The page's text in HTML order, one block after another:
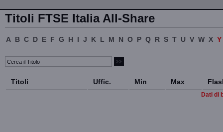
Titoli FTSE Italia All-Share
A B C D E F G H I J K L M N O P Q R S T U V W X Y
Titoli Uffic. Min Max
Dati di